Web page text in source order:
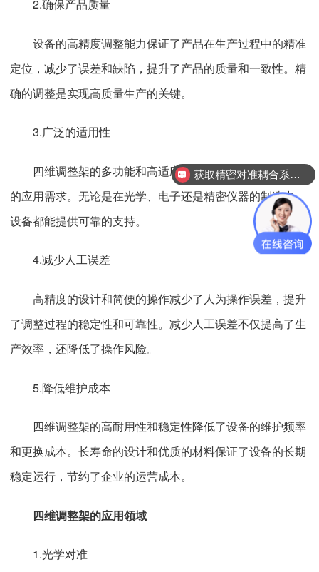
2.确保产品质量
设备的高精度调整能力保证了产品在生产过程中的精准
定位，减少了误差和缺陷，提升了产品的质量和一致性。精
确的调整是实现高质量生产的关键。
3.广泛的适用性
四维调整架的多功能和高适应性使其能够满足不同领域
的应用需求。无论是在光学、电子还是精密仪器的制造中，
设备都能提供可靠的支持。
4.减少人工误差
高精度的设计和简便的操作减少了人为操作误差，提升
了调整过程的稳定性和可靠性。减少人工误差不仅提高了生
产效率，还降低了操作风险。
5.降低维护成本
四维调整架的高耐用性和稳定性降低了设备的维护频率
和更换成本。长寿命的设计和优质的材料保证了设备的长期
稳定运行，节约了企业的运营成本。
四维调整架的应用领域
1.光学对准
获取精密对准耦合系统技术方案